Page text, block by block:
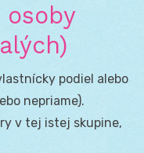
osoby
podiel alebo
nepriame).
v tej istej skupine,